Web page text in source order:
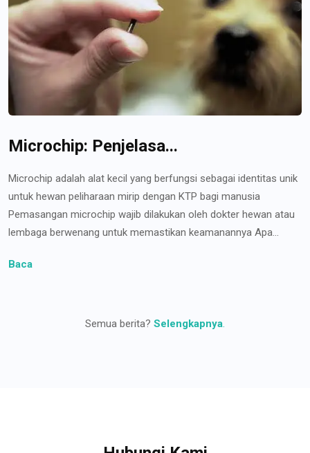
Microchip: Penjelasa...
Microchip adalah alat kecil yang berfungsi sebagai identitas unik
untuk hewan peliharaan mirip dengan KTP bagi manusia
Pemasangan microchip wajib dilakukan oleh dokter hewan atau
lembaga berwenang untuk memastikan keamanannya Apa...
Baca
Semua berita? Selengkapnya.